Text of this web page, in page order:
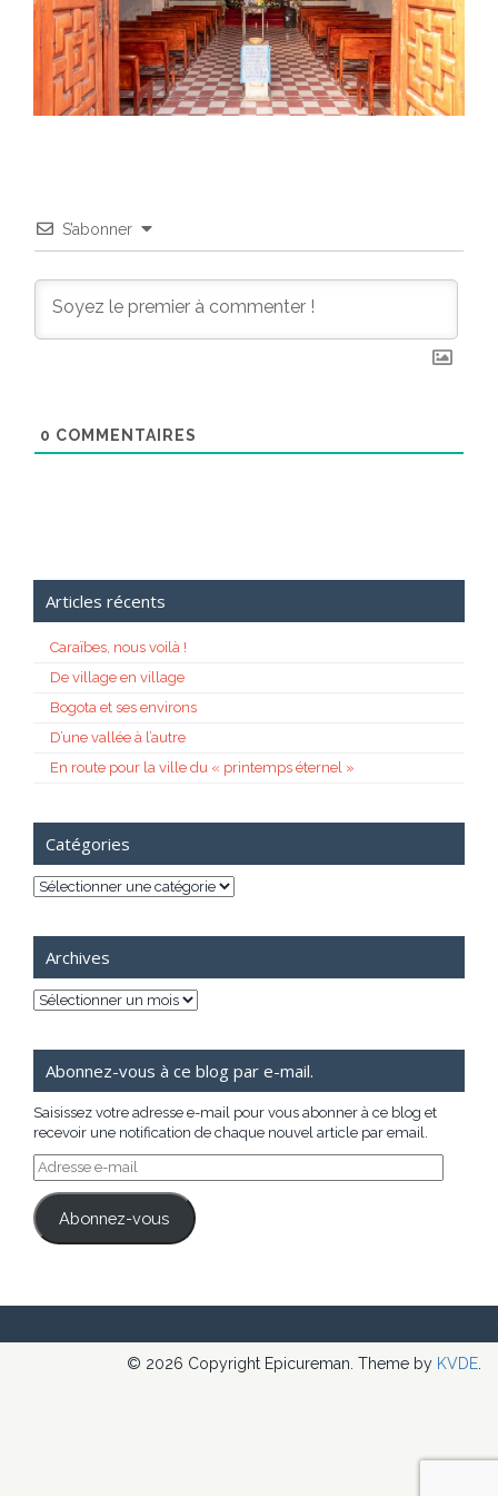
S’abonner
0 COMMENTAIRES
Articles récents
Caraïbes, nous voilà !
De village en village
Bogota et ses environs
D’une vallée à l’autre
En route pour la ville du « printemps éternel »
Catégories
Catégories
Archives
Archives
Abonnez-vous à ce blog par e-mail.
Saisissez votre adresse e-mail pour vous abonner à ce blog et
recevoir une notification de chaque nouvel article par email.
Adresse
e-
mail
Abonnez-vous
© 2026 Copyright Epicureman. Theme by KVDE.